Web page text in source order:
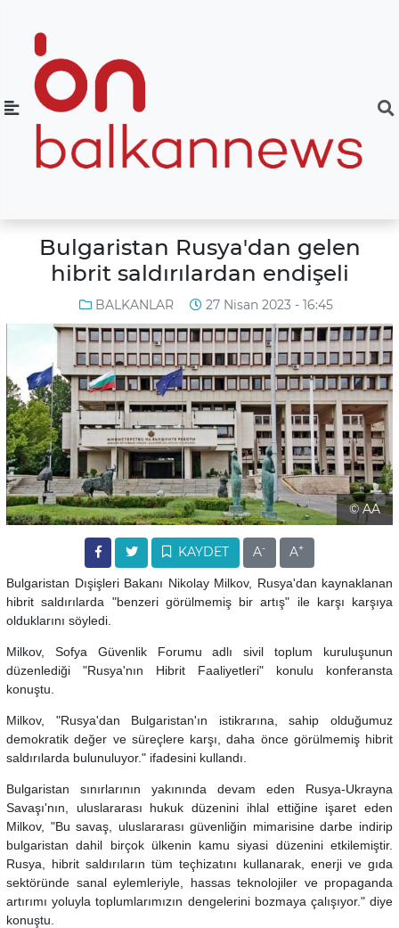
Bulgaristan Rusya'dan gelen
hibrit saldırılardan endişeli
BALKANLAR 27 Nisan 2023 - 16:45
© AA
KAYDET A- A+
Bulgaristan Dışişleri Bakanı Nikolay Milkov, Rusya'dan kaynaklanan
hibrit saldırılarda "benzeri görülmemiş bir artış" ile karşı karşıya
olduklarını söyledi.
Milkov, Sofya Güvenlik Forumu adlı sivil toplum kuruluşunun
düzenlediği "Rusya'nın Hibrit Faaliyetleri" konulu konferansta
konuştu.
Milkov, "Rusya'dan Bulgaristan'ın istikrarına, sahip olduğumuz
demokratik değer ve süreçlere karşı, daha önce görülmemiş hibrit
saldırılarda bulunuluyor." ifadesini kullandı.
Bulgaristan sınırlarının yakınında devam eden Rusya-Ukrayna
Savaşı'nın, uluslararası hukuk düzenini ihlal ettiğine işaret eden
Milkov, "Bu savaş, uluslararası güvenliğin mimarisine darbe indirip
bulgaristan dahil birçok ülkenin kamu siyasi düzenini etkilemiştir.
Rusya, hibrit saldırıların tüm teçhizatını kullanarak, enerji ve gıda
sektöründe sanal eylemleriyle, hassas teknolojiler ve propaganda
artırımı yoluyla toplumlarımızın dengelerini bozmaya çalışıyor." diye
konuştu.